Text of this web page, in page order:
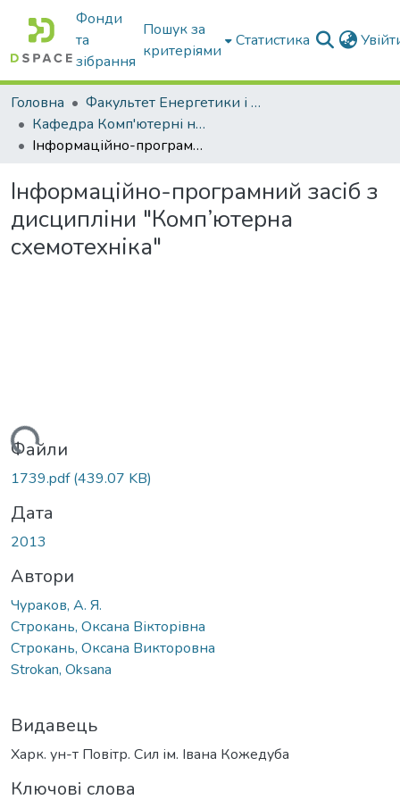
Фонди
та
зібрання
Пошук за
критеріями
Статистика
Головна
Факультет Енергетики і комп'ютерних технологій
Кафедра Комп'ютерні науки
Інформаційно-програмний засіб з дисципліни "Комп’ютерна схемотехніка"
Інформаційно-програмний засіб з
дисципліни "Комп’ютерна
схемотехніка"
Файли
1739.pdf(439.07 KB)
Дата
2013
Автори
Чураков, А. Я.
Строкань, Оксана Вікторівна
Строкань, Оксана Викторовна
Strokan, Oksana
Видавець
Харк. ун-т Повітр. Сил ім. Івана Кожедуба
Ключові слова